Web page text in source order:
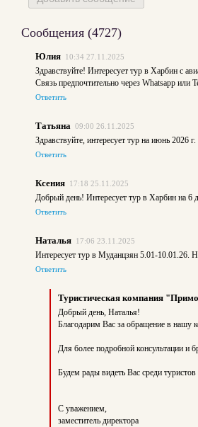
Сообщения (4727)
Юлия 10:34 27.11.2025
Здравствуйте! Интересует тур в Харбин с
Связь предпочтительно через Whatsapp или
Ответить
Татьяна 09:00 26.11.2025
Здравствуйте, интересует тур на июнь 2026
Ответить
Ксения 17:18 25.11.2025
Добрый день! Интересует тур в Харбин на 6
Ответить
Наталья 17:06 23.11.2025
Интересует тур в Муданцзян 5.01-10.01.26.
Ответить
Туристическая компания
Добрый день, Наталья!
Благодарим Вас за обращение в нашу
Для более подробной консультации и
Будем рады видеть Вас среди
С уважением,
заместитель директора